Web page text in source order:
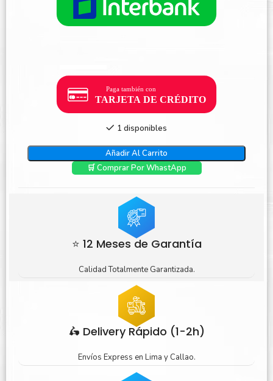
1 disponibles
Añadir Al Carrito
🛒 Comprar Por WhastApp
⭐ 12 Meses de Garantía
Calidad Totalmente Garantizada.
🛵 Delivery Rápido (1-2h)
Envíos Express en Lima y Callao.